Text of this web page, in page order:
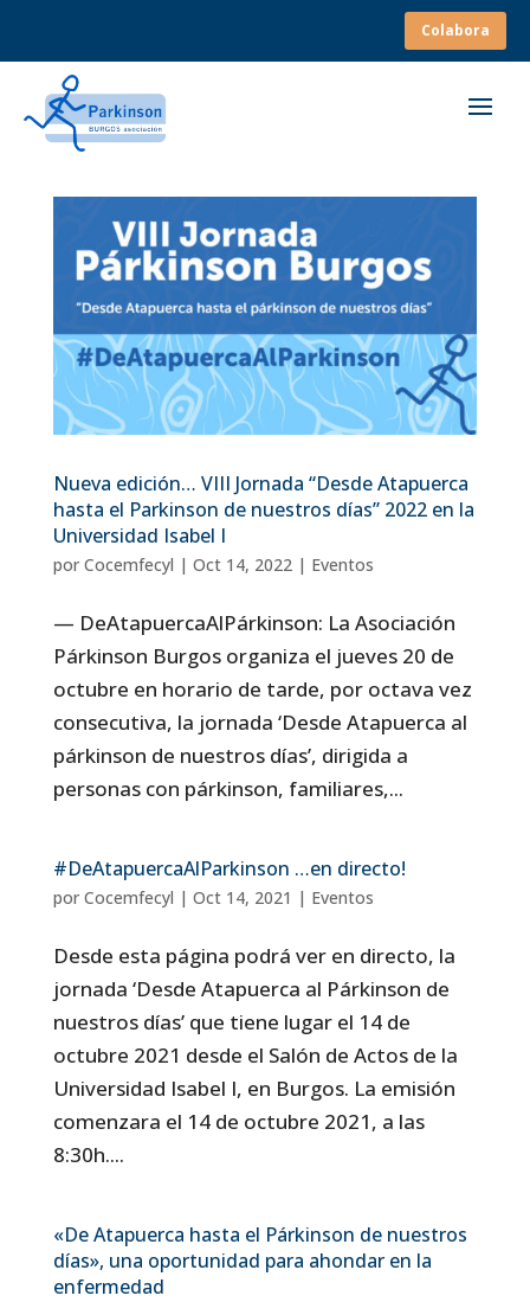
Colabora
Nueva edición… VIII Jornada “Desde Atapuerca
hasta el Parkinson de nuestros días” 2022 en la
Universidad Isabel I
por Cocemfecyl | Oct 14, 2022| Eventos
— DeAtapuercaAlPárkinson: La Asociación
Párkinson Burgos organiza el jueves 20 de
octubre en horario de tarde, por octava vez
consecutiva, la jornada ‘Desde Atapuerca al
párkinson de nuestros días’, dirigida a
personas con párkinson, familiares,...
#DeAtapuercaAlParkinson …en directo!
por Cocemfecyl | Oct 14, 2021 | Eventos
Desde esta página podrá ver en directo, la
jornada ‘Desde Atapuerca al Párkinson de
nuestros días’ que tiene lugar el 14 de
octubre 2021 desde el Salón de Actos de la
Universidad Isabel I, en Burgos. La emisión
comenzara el 14 de octubre 2021, a las
8:30h....
«De Atapuerca hasta el Párkinson de nuestros
días», una oportunidad para ahondar en la
enfermedad